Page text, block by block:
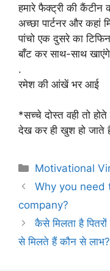
हमारे फैक्ट्री की कैंटीन
अच्छा पार्टनर और कहां
पांचो एक दुसरे का
बाँट कर साथ-साथ
.
रमेश की आंखें भर आई
*सच्चे दोस्त वही तो
देख कर ही खुश हो
Categories
Motivational
Why you
company?
कैसे मिलता है
से मिलते हैं कौन से